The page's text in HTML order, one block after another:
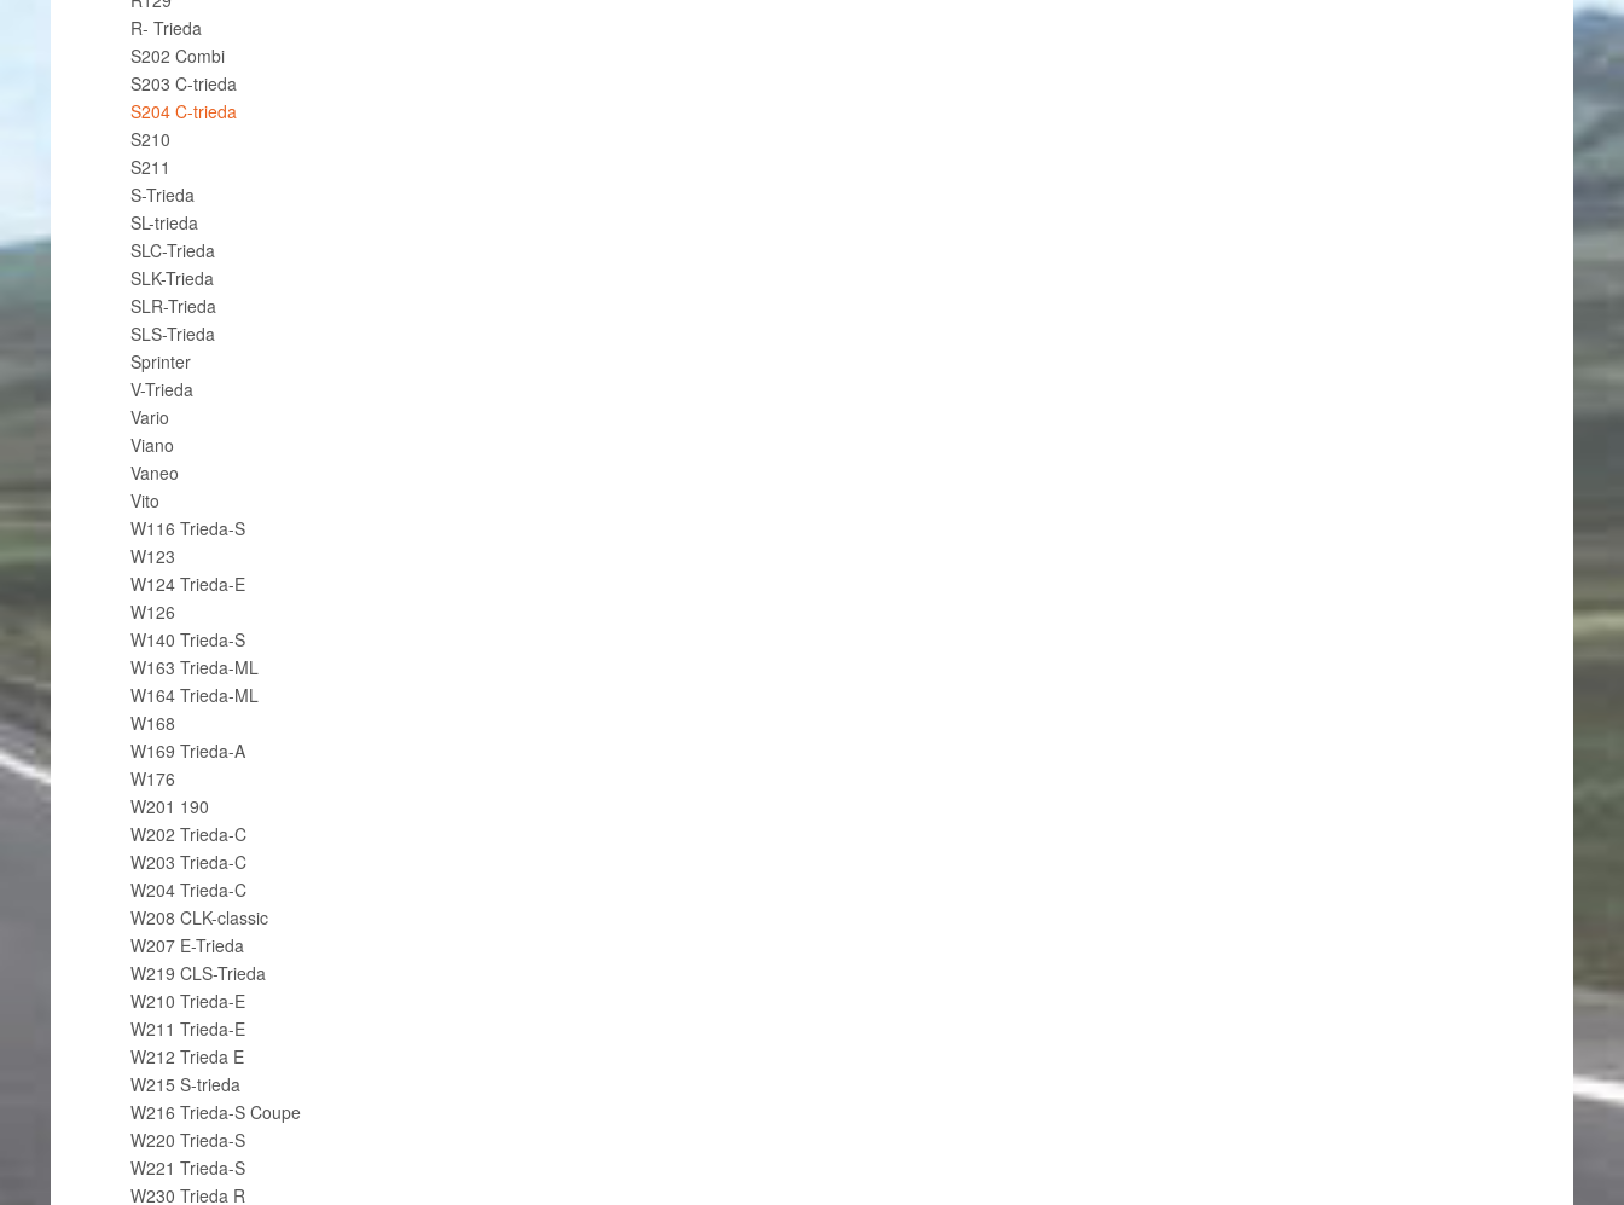
R- Trieda
S202 Combi
S203 C-trieda
S204 C-trieda
S210
S211
S-Trieda
SL-trieda
SLC-Trieda
SLK-Trieda
SLR-Trieda
SLS-Trieda
Sprinter
V-Trieda
Vario
Viano
Vaneo
Vito
W116 Trieda-S
W123
W124 Trieda-E
W126
W140 Trieda-S
W163 Trieda-ML
W164 Trieda-ML
W168
W169 Trieda-A
W176
W201 190
W202 Trieda-C
W203 Trieda-C
W204 Trieda-C
W208 CLK-classic
W207 E-Trieda
W219 CLS-Trieda
W210 Trieda-E
W211 Trieda-E
W212 Trieda E
W215 S-trieda
W216 Trieda-S Coupe
W220 Trieda-S
W221 Trieda-S
W230 Trieda R